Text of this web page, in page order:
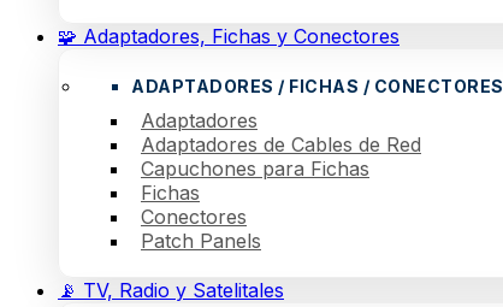
🧩 Adaptadores, Fichas y Conectores
ADAPTADORES / FICHAS / CONECTORES
Adaptadores
Adaptadores de Cables de Red
Capuchones para Fichas
Fichas
Conectores
Patch Panels
📡 TV, Radio y Satelitales